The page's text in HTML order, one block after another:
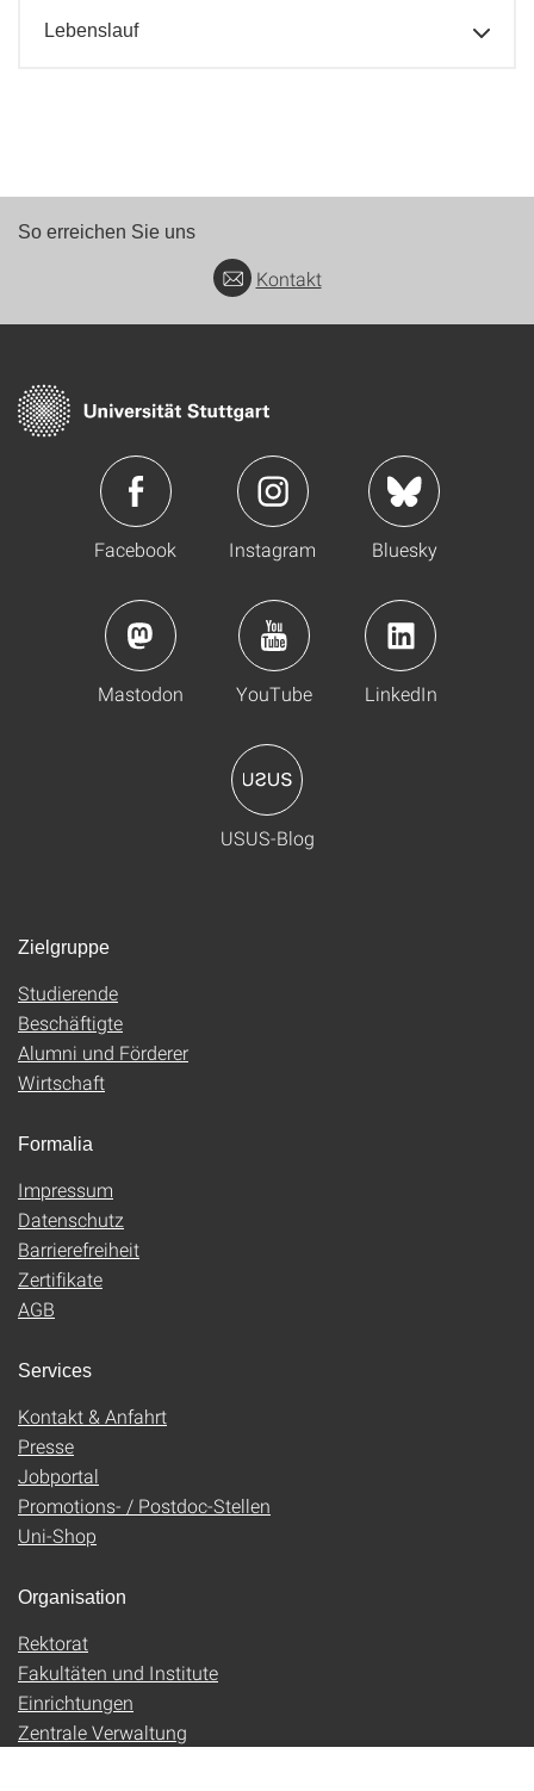
Lebenslauf
So erreichen Sie uns
Kontakt
Facebook Instagram Bluesky
Mastodon YouTube LinkedIn
USUS-Blog
Zielgruppe
Studierende
Beschäftigte
Alumni und Förderer
Wirtschaft
Formalia
Impressum
Datenschutz
Barrierefreiheit
Zertifikate
AGB
Services
Kontakt & Anfahrt
Presse
Jobportal
Promotions- / Postdoc-Stellen
Uni-Shop
Organisation
Rektorat
Fakultäten und Institute
Einrichtungen
Zentrale Verwaltung